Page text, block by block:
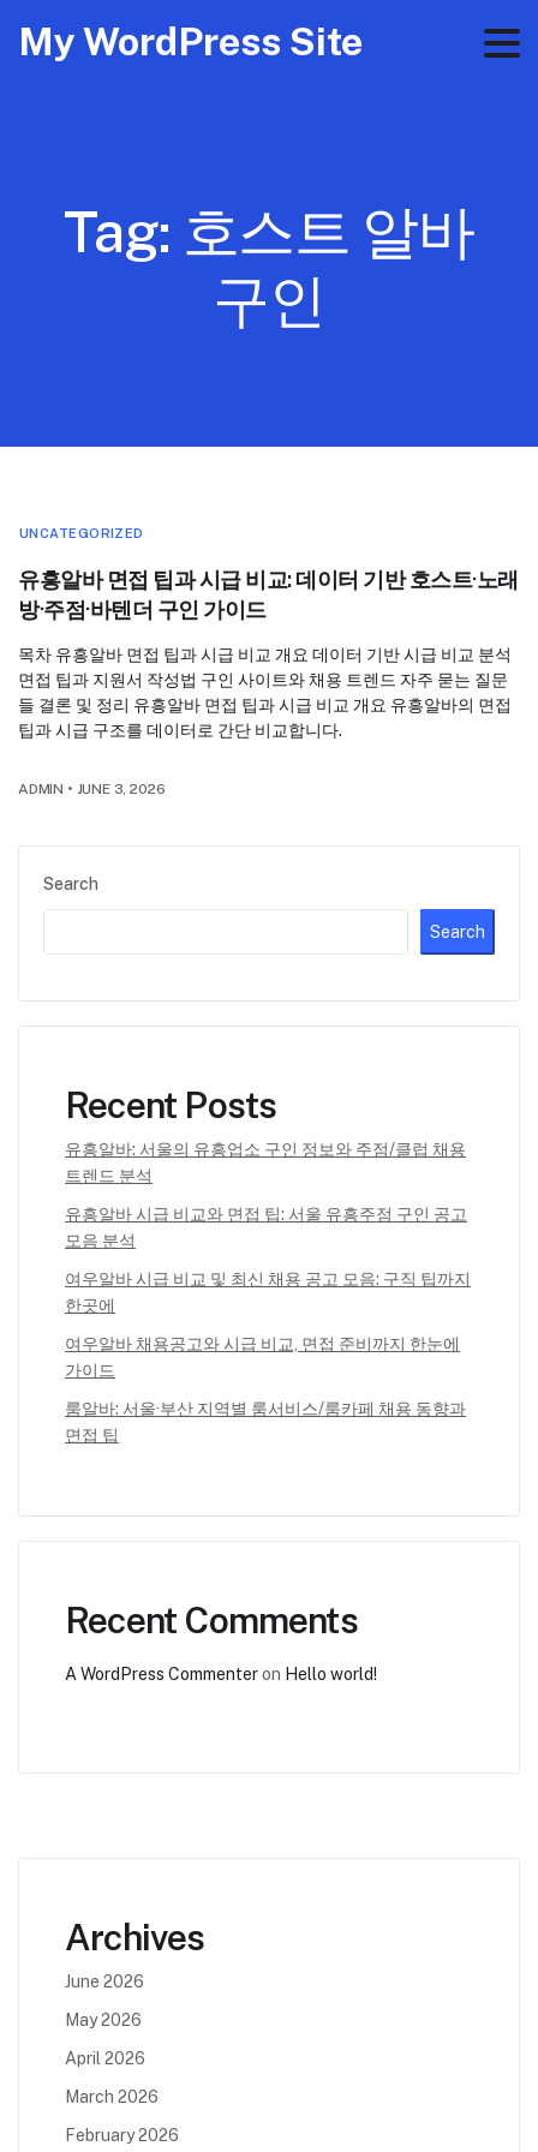
My WordPress Site
Tag: 호스트 알바
구인
Search
Search
Recent Posts
유흥알바: 서울의 유흥업소 구인 정보와 주점/클럽 채용
트렌드 분석
유흥알바 시급 비교와 면접 팁: 서울 유흥주점 구인 공고
모음 분석
여우알바 시급 비교 및 최신 채용 공고 모음: 구직 팁까지
한곳에
여우알바 채용공고와 시급 비교, 면접 준비까지 한눈에
가이드
룸알바: 서울·부산 지역별 룸서비스/룸카페 채용 동향과
면접 팁
Recent Comments
A WordPress Commenteron Hello world!
UNCATEGORIZED
유흥알바 면접 팁과 시급 비교: 데이터 기반 호스트·노래
방·주점·바텐더 구인 가이드
목차 유흥알바 면접 팁과 시급 비교 개요 데이터 기반 시급 비교 분석
면접 팁과 지원서 작성법 구인 사이트와 채용 트렌드 자주 묻는 질문
들 결론 및 정리 유흥알바 면접 팁과 시급 비교 개요 유흥알바의 면접
팁과 시급 구조를 데이터로 간단 비교합니다.
ADMIN • JUNE 3, 2026
Archives
June 2026
May 2026
April 2026
March 2026
February 2026